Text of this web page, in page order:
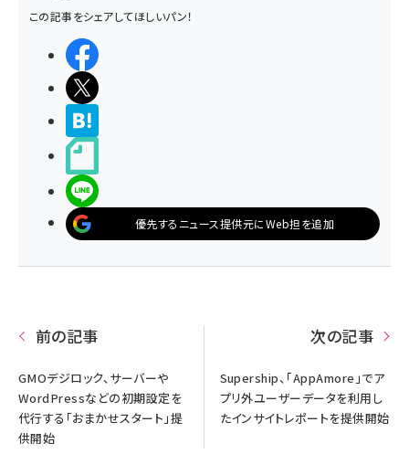
この記事をシェアしてほしいパン！
優先するニュース提供元にWeb担を追加
前の記事
GMOデジロック、サーバーや
WordPressなどの初期設定を
代行する「おまかせスタート」提
供開始
次の記事
Supership、「AppAmore」でア
プリ外ユーザーデータを利用し
たインサイトレポートを提供開始